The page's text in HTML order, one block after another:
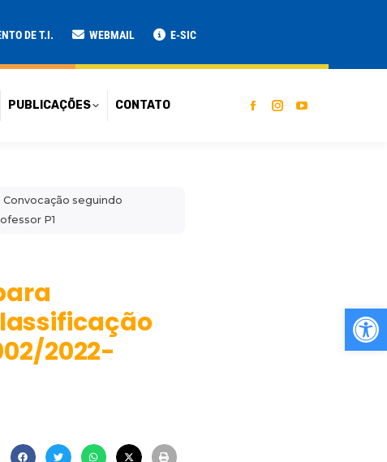
DE T.I. WEBMAIL E-SIC
PUBLICAÇÕES CONTATO
Convocação seguindo
P1
2022-